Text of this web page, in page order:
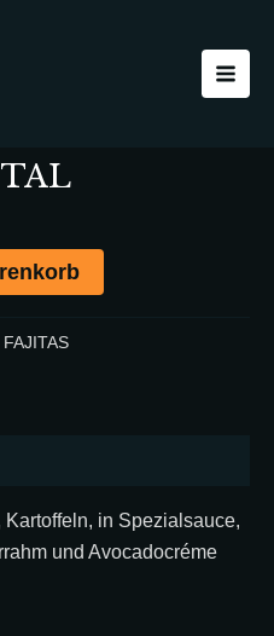
FAJITAS
in Spezialsauce,
und Avocadocréme